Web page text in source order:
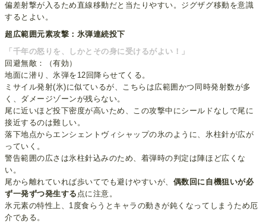
偏差射撃が入るため直線移動だと当たりやすい。ジグザグ移動を意識
するとよい。
超広範囲元素攻撃：氷弾連続投下
「千年の怒りを、しかとその身に受けるがよい！」
回避無敵：（有効）
地面に潜り、氷弾を12回降らせてくる。
ミサイル発射(氷)に似ているが、こちらは広範囲かつ同時発射数が多
く、ダメージゾーンが残らない。
尾に近いほど投下密度が高いため、この攻撃中にシールドなしで尾に
接近するのは難しい。
落下地点からエンシェントヴィシャップの氷のように、氷柱針が広が
っていく。
警告範囲の広さは氷柱針込みのため、着弾時の判定は陣ほど広くな
い。
尾から離れていれば歩いてでも避けやすいが、 偶数回に自機狙いが必
ず一発ずつ発生する 点に注意。
氷元素の特性上、1度食らうとキャラの動きが鈍くなってしまうため厄
介である。